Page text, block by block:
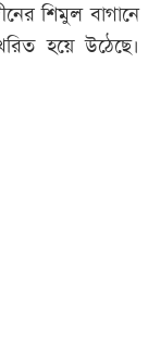
শিমুল বাগানে
হয়ে উঠেছে।